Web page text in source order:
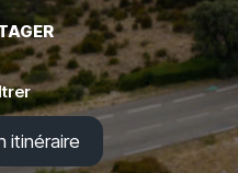
itinéraire